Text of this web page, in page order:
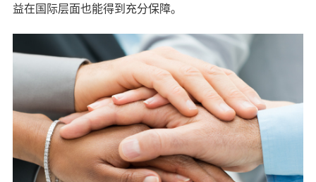
益在国际层面也能得到充分保障。